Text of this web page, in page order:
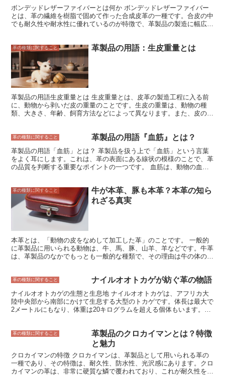
ボンデッドレザーファイバーとは何か ボンデッドレザーファイバー
とは、革の繊維を樹脂で固めて作った合成皮革の一種です。合皮の中
でも耐久性や耐水性に優れているのが特徴で、革製品の製造に幅広く
や自動車の内装など、さまざまな製品に使用されています。
革の種類に関すること 革製品の用語：生皮重量とは
革製品の用語生皮重量とは 生皮重量とは、皮革の製造工程に入る前
に、動物から剥いだ皮の重量のことです。生皮の重量は、動物の種
類、大きさ、年齢、飼育方法などによって異なります。また、皮の部
の牛が生皮の重量は約50kgから70kgということになります。 生皮の
と、それに応じて皮革重量も重くなり、強度や耐久性も向上します。
しかし、生皮の重量が重すぎると、皮革の加工が困難になり、製品の
品質が低下する可能性もあります。 そのため、皮革製造業者は、生
皮革の品質を向上させ、製品の品質を高めることができます。
革の種類に関すること 革製品の用語『血筋』とは？
革製品の用語「血筋」とは？ 革製品を扱う上で「血筋」という言葉
をよく耳にします。これは、革の表面にある線状の模様のことで、革
の品質を判断する重要なポイントの一つです。 血筋は、動物の血管
があるため、革製品を選ぶ際には注意が必要です。 血筋の入り方や
太さは、動物の種類や年齢、飼育環境などによって異なります。ま
た、血筋の入り方は革の部位によっても異なります。血筋の少ない革
は、一般的に高品質とされており、革製品の価格にも影響します。
革の種類に関すること
牛が本革、豚も本革？本革の知ら
れざる真実
本革とは、「動物の皮をなめして加工した革」のことです。 一般的
に革製品に用いられる動物は、牛、馬、豚、山羊、羊などです。牛革
は、革製品のなかでもっとも一般的な種類で、その理由は牛の体の大
工しやすいという特徴があります。 馬革は、牛革に比べて耐久性と
ブーツや、高級バッグ、財布などに使用されています。豚革は、比較
的安価な革ですが、厚みがあり、耐久性にも優れています。表面は毛
穴が大きく、特徴的なシボ感があります。ソファや家具などの張地、
革の種類に関すること ナイルオオトカゲが紡ぐ革の物語
ナイルオオトカゲの生態と生息地 ナイルオオトカゲは、アフリカ大
陸中央部から南部にかけて生息する大型のトカゲです。体長は最大で
2メートルにもなり、体重は20キログラムを超える個体もいます。ナ
捕食します。ナイルオオトカゲは、その頑丈な皮革が古くから重宝さ
れており、高級革製品の素材として世界中で取引されています。ナイ
ルオオトカゲの皮革は、耐久性と独特の模様が特徴で、バッグや靴、
財布などの高級革製品に使用されています。ナイルオオトカゲの皮革
は、その希少性と高級感から、世界中で高値で取引されています。ナ
イルオオトカゲは、生息地の破壊や乱獲による個体数の減少が問題と
革の種類に関すること
革製品のクロカイマンとは？特徴
と魅力
クロカイマンの特徴 クロカイマンは、革製品として用いられる革の
一種であり、その特徴は、耐久性、防水性、光沢感にあります。クロ
カイマンの革は、非常に硬質な鱗で覆われており、これが耐久性を高